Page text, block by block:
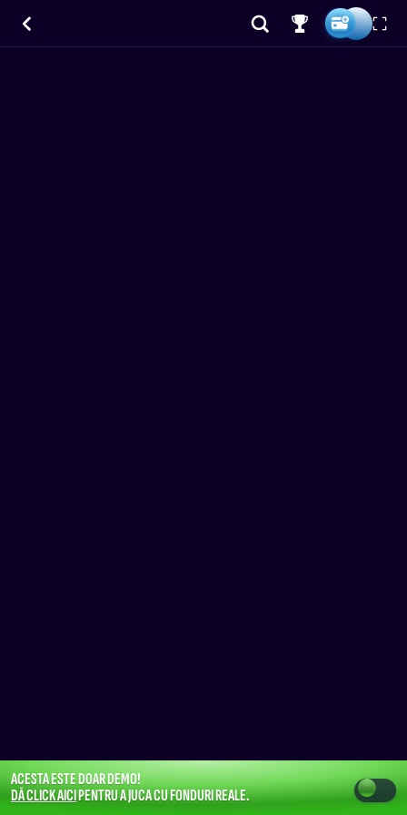
ACESTA ESTE DOAR DEMO!
DĂ CLICK AICIPENTRU A JUCA CU FONDURI REALE.